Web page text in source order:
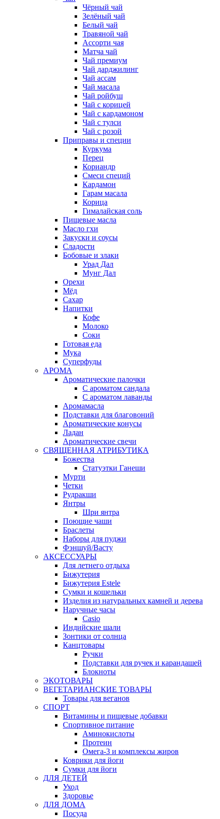
Чёрный чай
Зелёный чай
Белый чай
Травяной чай
Ассорти чая
Матча чай
Чай премиум
Чай дарджилинг
Чай ассам
Чай масала
Чай ройбуш
Чай с корицей
Чай с кардамоном
Чай с тулси
Чай с розой
Приправы и специи
Куркума
Перец
Кориандр
Смеси специй
Кардамон
Гарам масала
Корица
Гималайская соль
Пищевые масла
Масло гхи
Закуски и соусы
Сладости
Бобовые и злаки
Урад Дал
Мунг Дал
Орехи
Мёд
Сахар
Напитки
Кофе
Молоко
Соки
Готовая еда
Мука
Суперфуды
АРОМА
Ароматические палочки
С ароматом сандала
С ароматом лаванды
Аромамасла
Подставки для благовоний
Ароматические конусы
Ладан
Ароматические свечи
СВЯЩЕННАЯ АТРИБУТИКА
Божества
Статуэтки Ганеши
Мурти
Четки
Рудракши
Янтры
Шри янтра
Поющие чаши
Браслеты
Наборы для пуджи
Фэншуй/Васту
АКСЕССУАРЫ
Для летнего отдыха
Бижутерия
Бижутерия Estele
Сумки и кошельки
Изделия из натуральных камней и дерева
Наручные часы
Casio
Индийские шали
Зонтики от солнца
Канцтовары
Ручки
Подставки для ручек и карандашей
Блокноты
ЭКОТОВАРЫ
ВЕГЕТАРИАНСКИЕ ТОВАРЫ
Товары для веганов
СПОРТ
Витамины и пищевые добавки
Спортивное питание
Аминокислоты
Протеин
Омега-3 и комплексы жиров
Коврики для йоги
Сумки для йоги
ДЛЯ ДЕТЕЙ
Уход
Здоровье
ДЛЯ ДОМА
Посуда